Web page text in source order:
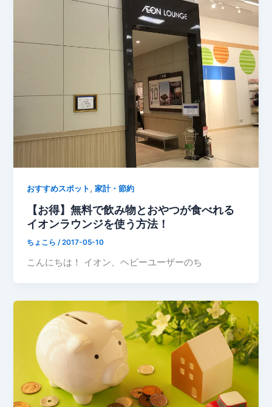
おすすめスポット ,家計・節約
【お得】無料で飲み物とおやつが食べれる
イオンラウンジを使う方法！
ちょこら/2017-05-10
こんにちは！ イオン、ヘビーユーザーのち